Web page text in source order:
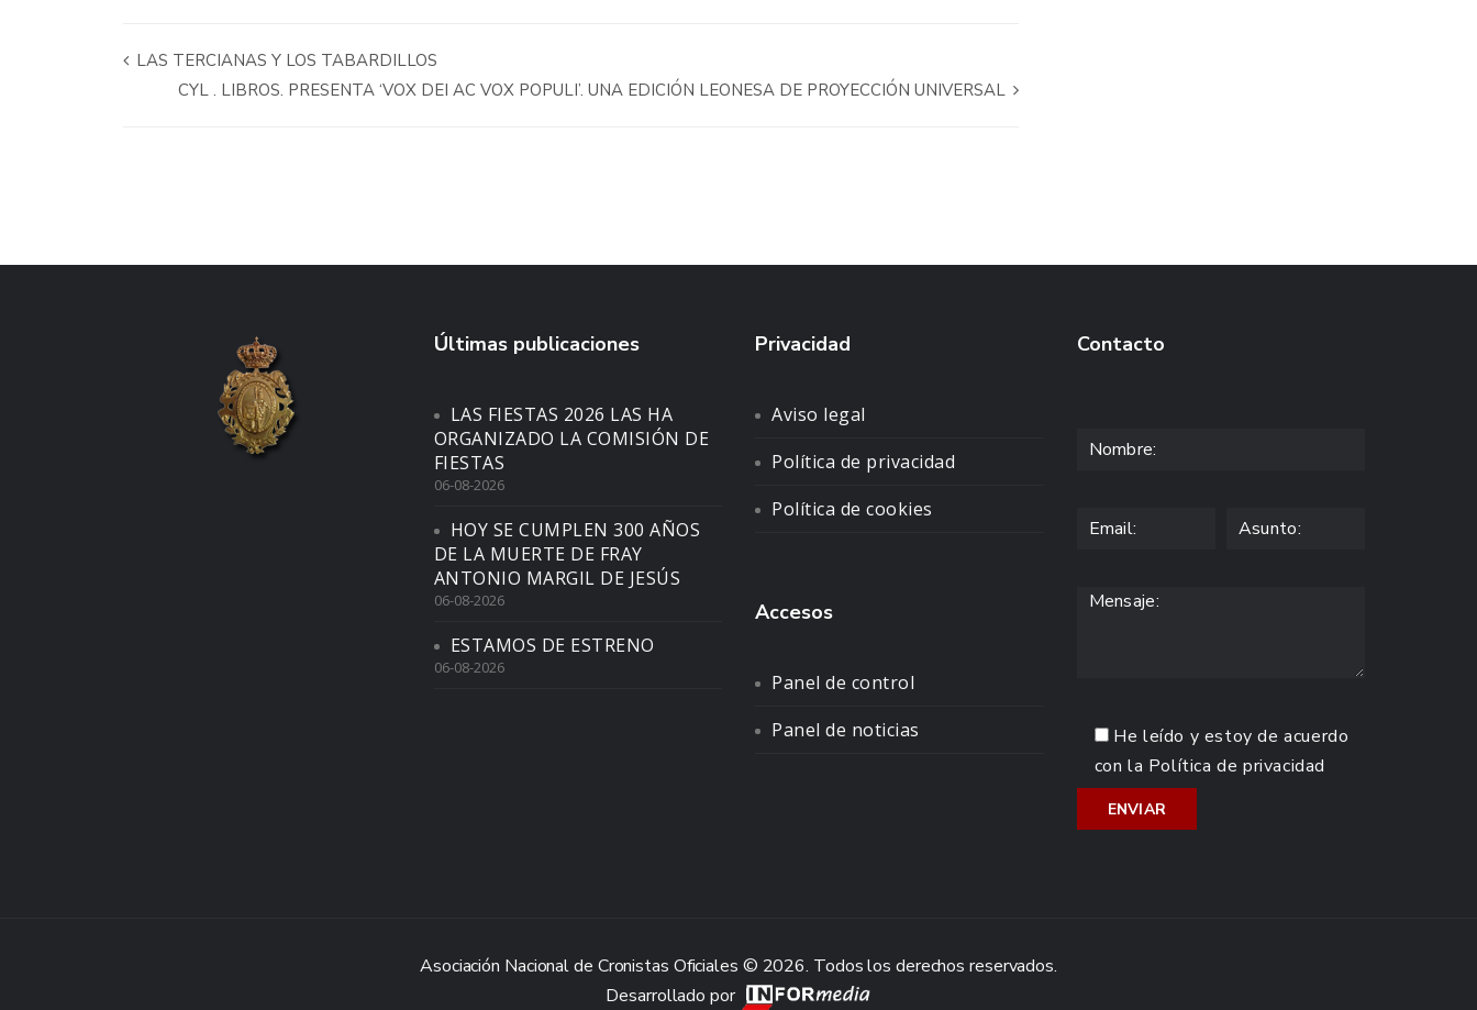
LAS TERCIANAS Y LOS TABARDILLOS
CYL . LIBROS. PRESENTA ‘VOX DEI AC VOX POPULI’. UNA EDICIÓN LEONESA DE PROYECCIÓN UNIVERSAL
Últimas publicaciones
LAS FIESTAS 2026 LAS HA
ORGANIZADO LA COMISIÓN DE
FIESTAS
06-08-2026
HOY SE CUMPLEN 300 AÑOS
DE LA MUERTE DE FRAY
ANTONIO MARGIL DE JESÚS
06-08-2026
ESTAMOS DE ESTRENO
06-08-2026
Privacidad
Aviso legal
Política de privacidad
Política de cookies
Accesos
Panel de control
Panel de noticias
Contacto
He leído y estoy de acuerdo
con la Política de privacidad
Asociación Nacional de Cronistas Oficiales © 2026. Todos los derechos reservados.
Desarrollado por